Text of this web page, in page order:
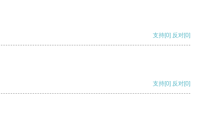
支持[0] 反对[0]
支持[0] 反对[0]